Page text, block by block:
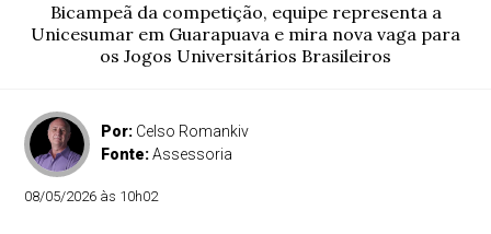
Bicampeã da competição, equipe representa a
Unicesumar em Guarapuava e mira nova vaga para
os Jogos Universitários Brasileiros
Por: Celso Romankiv
Fonte:Assessoria
08/05/2026 às 10h02